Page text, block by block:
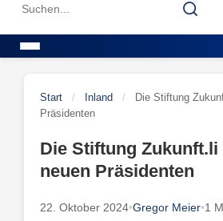
Search
Search
Start / Inland /
Die Stiftung
Präsidenten
Die Stiftung Zukunft.li
neuen Präsidenten
22. Oktober 2024•Gregor Meier•1